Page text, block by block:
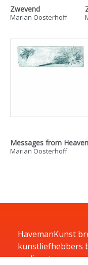
Zwevend
Marian Oosterhoff
Messages from Heaven
Marian Oosterhoff
HavemanKunst
kunstliefhebbers
podium te geven